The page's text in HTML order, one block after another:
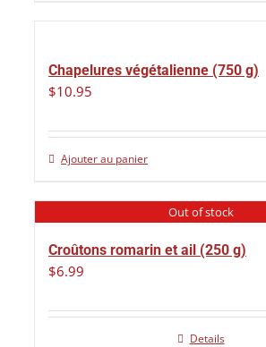
Chapelures végétalienne (750 g)
$10.95
Ajouter au panier
Out of stock
Croûtons romarin et ail (250 g)
$6.99
Details